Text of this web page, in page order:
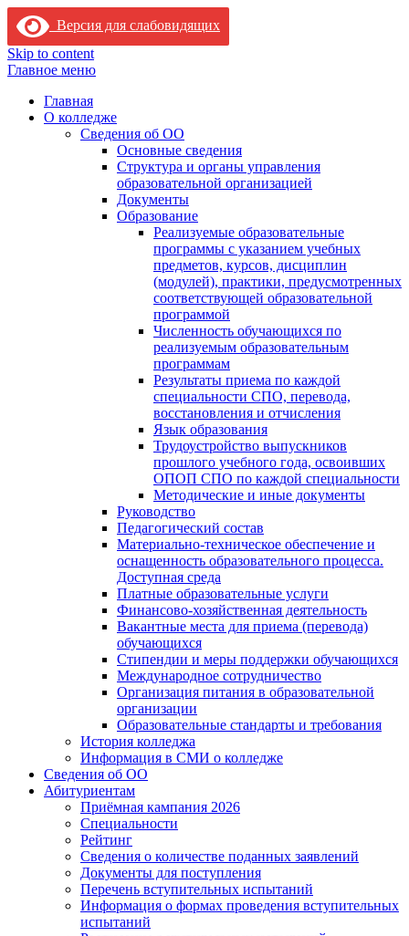
Версия для слабовидящих
Skip to content
Главное меню
Главная
О колледже
Сведения об ОО
Основные сведения
Структура и органы управления
образовательной организацией
Документы
Образование
Реализуемые образовательные
программы с указанием учебных
предметов, курсов, дисциплин
(модулей), практики, предусмотренных
соответствующей образовательной
программой
Численность обучающихся по
реализуемым образовательным
программам
Результаты приема по каждой
специальности СПО, перевода,
восстановления и отчисления
Язык образования
Трудоустройство выпускников
прошлого учебного года, освоивших
ОПОП СПО по каждой специальности
Методические и иные документы
Руководство
Педагогический состав
Материально-техническое обеспечение и
оснащенность образовательного процесса.
Доступная среда
Платные образовательные услуги
Финансово-хозяйственная деятельность
Вакантные места для приема (перевода)
обучающихся
Стипендии и меры поддержки обучающихся
Международное сотрудничество
Организация питания в образовательной
организации
Образовательные стандарты и требования
История колледжа
Информация в СМИ о колледже
Сведения об ОО
Абитуриентам
Приёмная кампания 2026
Специальности
Рейтинг
Сведения о количестве поданных заявлений
Документы для поступления
Перечень вступительных испытаний
Информация о формах проведения вступительных
испытаний